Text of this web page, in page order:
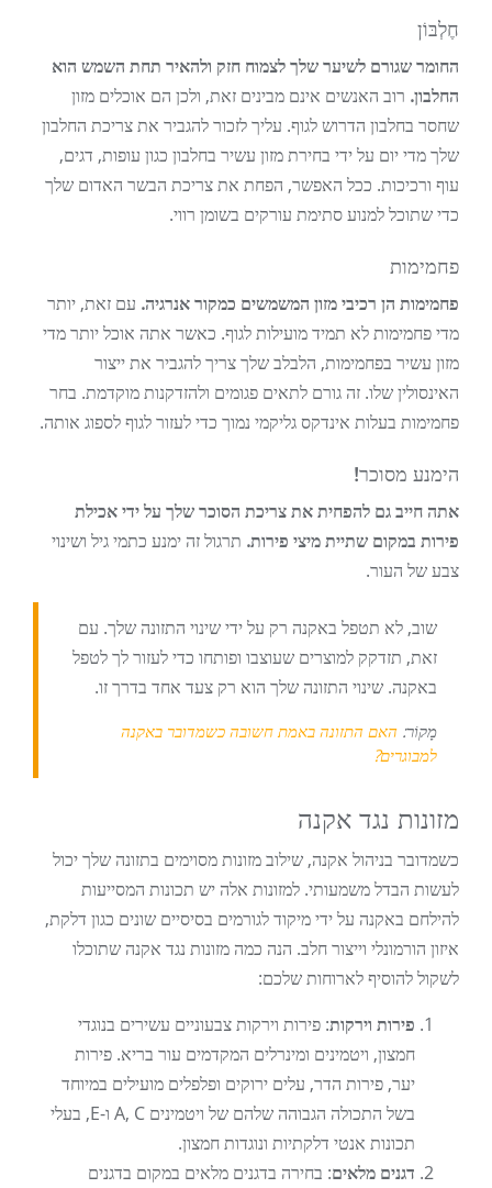
חֶלְבּוֹן
החומר שגורם לשיער שלך לצמוח חזק ולהאיר תחת השמש הוא
החלבון. רוב האנשים אינם מבינים זאת, ולכן הם אוכלים מזון
שחסר בחלבון הדרוש לגוף. עליך לזכור להגביר את צריכת החלבון
שלך מדי יום על ידי בחירת מזון עשיר בחלבון כגון עופות, דגים,
עוף ורכיכות. ככל האפשר, הפחת את צריכת הבשר האדום שלך
כדי שתוכל למנוע סתימת עורקים בשומן רווי.
פחמימות
פחמימות הן רכיבי מזון המשמשים כמקור אנרגיה. עם זאת, יותר
מדי פחמימות לא תמיד מועילות לגוף. כאשר אתה אוכל יותר מדי
מזון עשיר בפחמימות, הלבלב שלך צריך להגביר את ייצור
האינסולין שלו. זה גורם לתאים פגומים ולהזדקנות מוקדמת. בחר
פחמימות בעלות אינדקס גליקמי נמוך כדי לעזור לגוף לספוג אותה.
הימנע מסוכר!
אתה חייב גם להפחית את צריכת הסוכר שלך על ידי אכילת
פירות במקום שתיית מיצי פירות. תרגול זה ימנע כתמי גיל ושינוי
צבע של העור.
שוב, לא תטפל באקנה רק על ידי שינוי התזונה שלך. עם
זאת, תזדקק למוצרים שעוצבו ופותחו כדי לעזור לך לטפל
באקנה. שינוי התזונה שלך הוא רק צעד אחד בדרך זו.
מָקוֹר: האם התזונה באמת חשובה כשמדובר באקנה
למבוגרים?
מזונות נגד אקנה
כשמדובר בניהול אקנה, שילוב מזונות מסוימים בתזונה שלך יכול
לעשות הבדל משמעותי. למזונות אלה יש תכונות המסייעות
להילחם באקנה על ידי מיקוד לגורמים בסיסיים שונים כגון דלקת,
איזון הורמונלי וייצור חלב. הנה כמה מזונות נגד אקנה שתוכלו
לשקול להוסיף לארוחות שלכם:
פירות וירקות: פירות וירקות צבעוניים עשירים בנוגדי
חמצון, ויטמינים ומינרלים המקדמים עור בריא. פירות
יער, פירות הדר, עלים ירוקים ופלפלים מועילים במיוחד
בשל התכולה הגבוהה שלהם של ויטמינים A, C ו-E, בעלי
תכונות אנטי דלקתיות ונוגדות חמצון.
דגנים מלאים: בחירה בדגנים מלאים במקום בדגנים